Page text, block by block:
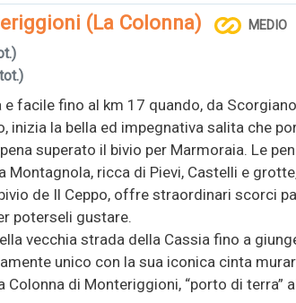
(La Colonna) MEDIO
e facile fino al km 17 quando, da
inizia la bella ed impegnativa salita che
superato il bivio per Marmoraia. Le
Montagnola, ricca di Pievi, Castelli e
de Il Ceppo, offre straordinari scorci
poterseli gustare.
vecchia strada della Cassia fino a
unico con la sua iconica cinta
Colonna di Monteriggioni, “porto di terra”